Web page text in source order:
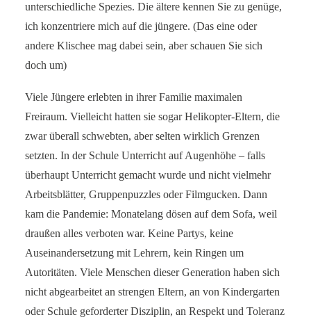
unterschiedliche Spezies. Die ältere kennen Sie zu genüge,
ich konzentriere mich auf die jüngere. (Das eine oder
andere Klischee mag dabei sein, aber schauen Sie sich
doch um)
Viele Jüngere erlebten in ihrer Familie maximalen
Freiraum. Vielleicht hatten sie sogar Helikopter-Eltern, die
zwar überall schwebten, aber selten wirklich Grenzen
setzten. In der Schule Unterricht auf Augenhöhe – falls
überhaupt Unterricht gemacht wurde und nicht vielmehr
Arbeitsblätter, Gruppenpuzzles oder Filmgucken. Dann
kam die Pandemie: Monatelang dösen auf dem Sofa, weil
draußen alles verboten war. Keine Partys, keine
Auseinandersetzung mit Lehrern, kein Ringen um
Autoritäten. Viele Menschen dieser Generation haben sich
nicht abgearbeitet an strengen Eltern, an von Kindergarten
oder Schule geforderter Disziplin, an Respekt und Toleranz